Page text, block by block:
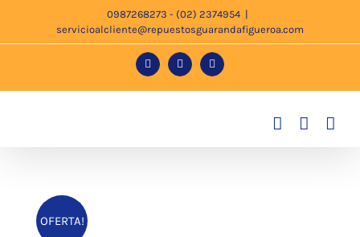
0987268273 - (02) 2374954 |
servicioalcliente@repuestosguarandafigueroa.com
FacebookInstagramTiktok
OFERTA!